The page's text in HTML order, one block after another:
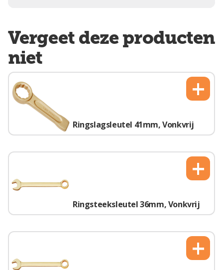
Vergeet deze producten
niet
Ringslagsleutel 41mm, Vonkvrij
+
Ringsteeksleutel 36mm, Vonkvrij
+
+